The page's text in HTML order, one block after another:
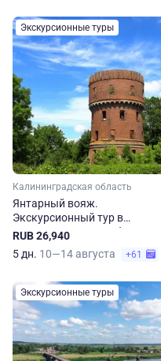
Экскурсионные туры
Калининградская область
Янтарный вояж.
Экскурсионный тур в
Калининградскую область на
RUB 26,940
5 дн. 10—14 августа +61
Экскурсионные туры